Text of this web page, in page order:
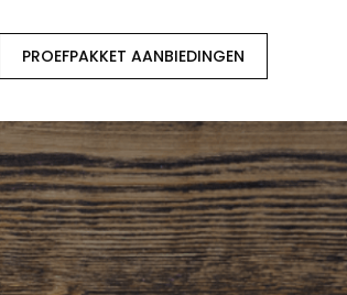
PROEFPAKKET AANBIEDINGEN